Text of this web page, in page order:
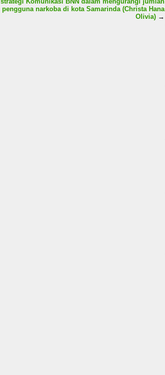
pengguna narkoba di kota Samarinda (Christa Hana
Olivia) →